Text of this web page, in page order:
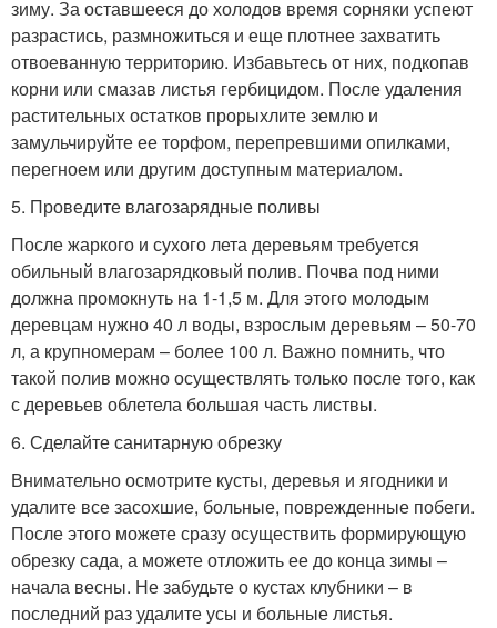
зиму. За оставшееся до холодов время сорняки успеют
разрастись, размножиться и еще плотнее захватить
отвоеванную территорию. Избавьтесь от них, подкопав
корни или смазав листья гербицидом. После удаления
растительных остатков прорыхлите землю и
замульчируйте ее торфом, перепревшими опилками,
перегноем или другим доступным материалом.
5. Проведите влагозарядные поливы
После жаркого и сухого лета деревьям требуется
обильный влагозарядковый полив. Почва под ними
должна промокнуть на 1-1,5 м. Для этого молодым
деревцам нужно 40 л воды, взрослым деревьям – 50-70
л, а крупномерам – более 100 л. Важно помнить, что
такой полив можно осуществлять только после того, как
с деревьев облетела большая часть листвы.
6. Сделайте санитарную обрезку
Внимательно осмотрите кусты, деревья и ягодники и
удалите все засохшие, больные, поврежденные побеги.
После этого можете сразу осуществить формирующую
обрезку сада, а можете отложить ее до конца зимы –
начала весны. Не забудьте о кустах клубники – в
последний раз удалите усы и больные листья.